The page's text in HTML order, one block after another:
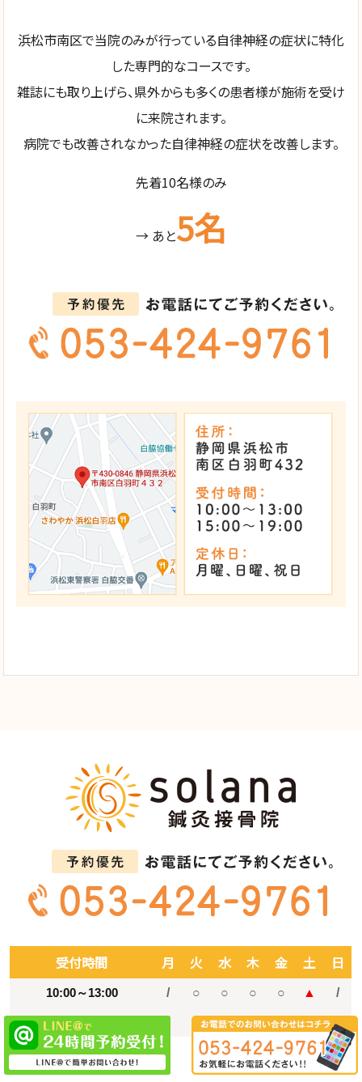
浜松市南区で当院のみが行っている自律神経の症状に特化
した専門的なコースです。
雑誌にも取り上げら、県外からも多くの患者様が施術を受け
に来院されます。
病院でも改善されなかった自律神経の症状を改善します。
先着10名様のみ
→ あと5名
受付時間 月 火 水 木 金 土 日
10:00～13:00 / ○ ○ ○ ○ ▲ /
15:00～19:00 ○ ○ ○ ○ ▲ /
▲土曜： 10：00～17：00